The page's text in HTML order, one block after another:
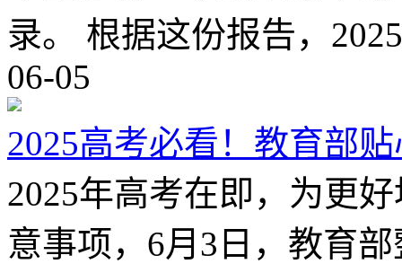
录。 根据这份报告，
06-05
2025高考必看！教育部
2025年高考在即，为更
意事项，6月3日，教育